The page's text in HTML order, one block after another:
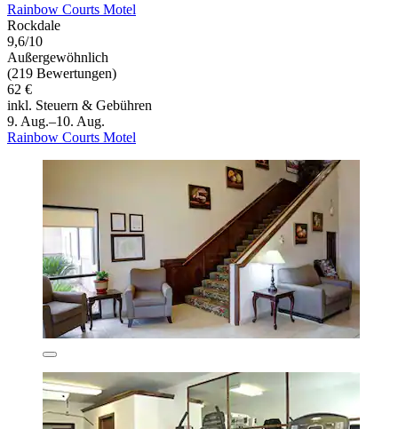
Rainbow Courts Motel
Rockdale
9,6/10
Außergewöhnlich
(219 Bewertungen)
62 €
inkl. Steuern & Gebühren
9. Aug.–10. Aug.
Rainbow Courts Motel